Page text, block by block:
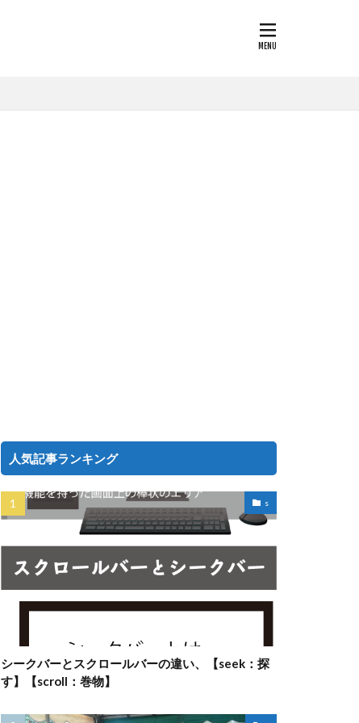
人気記事ランキング
s
シークバーとスクロールバーの違い、【seek：探
す】【scroll：巻物】